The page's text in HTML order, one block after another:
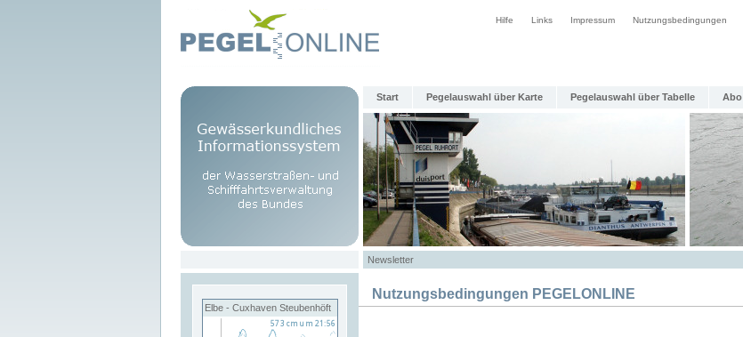
Hilfe Links Impressum Nutzungsbedingungen
Start Pegelauswahl über Karte Pegelauswahl über Tabelle Abo
Newsletter
Elbe - Cuxhaven Steubenhöft
Nutzungsbedingungen PEGELONLINE